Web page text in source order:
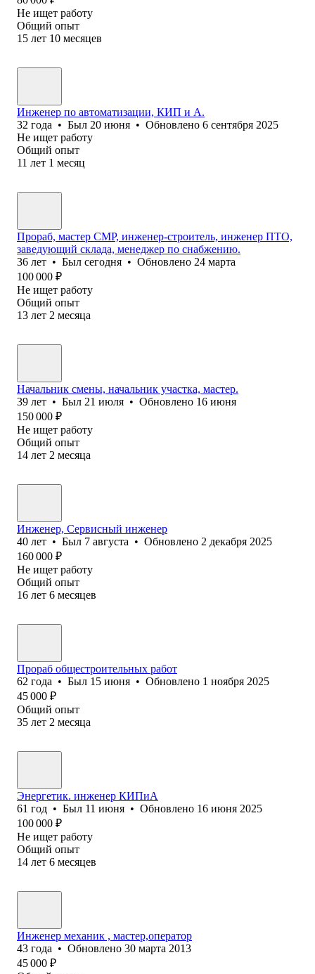
Не ищет работу
Общий опыт
15 лет 10 месяцев
Инженер по автоматизации, КИП и А.
32 года • Был 20 июня • Обновлено 6 сентября 2025
Не ищет работу
Общий опыт
11 лет 1 месяц
Прораб, мастер СМР, инженер-строитель, инженер ПТО,
заведующий склада, менеджер по снабжению.
36 лет • Был сегодня • Обновлено 24 марта
100 000 ₽
Не ищет работу
Общий опыт
13 лет 2 месяца
Начальник смены, начальник участка, мастер.
39 лет • Был 21 июля • Обновлено 16 июня
150 000 ₽
Не ищет работу
Общий опыт
14 лет 2 месяца
Инженер, Сервисный инженер
40 лет • Был 7 августа • Обновлено 2 декабря 2025
160 000 ₽
Не ищет работу
Общий опыт
16 лет 6 месяцев
Прораб общестроительных работ
62 года • Был 15 июня • Обновлено 1 ноября 2025
45 000 ₽
Общий опыт
35 лет 2 месяца
Энергетик. инженер КИПиА
61 год • Был 11 июня • Обновлено 16 июня 2025
100 000 ₽
Не ищет работу
Общий опыт
14 лет 6 месяцев
Инженер механик , мастер,оператор
43 года • Обновлено 30 марта 2013
45 000 ₽